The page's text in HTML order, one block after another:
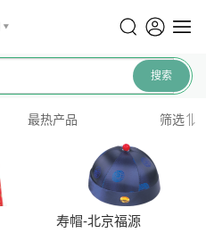
最热产品 筛选
寿帽-北京福源